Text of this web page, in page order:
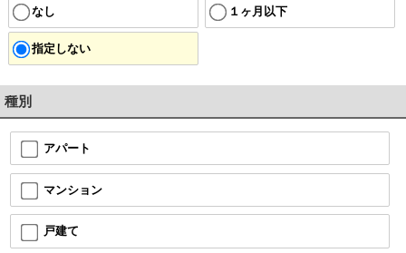
なし １ヶ月以下
指定しない
種別
アパート
マンション
戸建て